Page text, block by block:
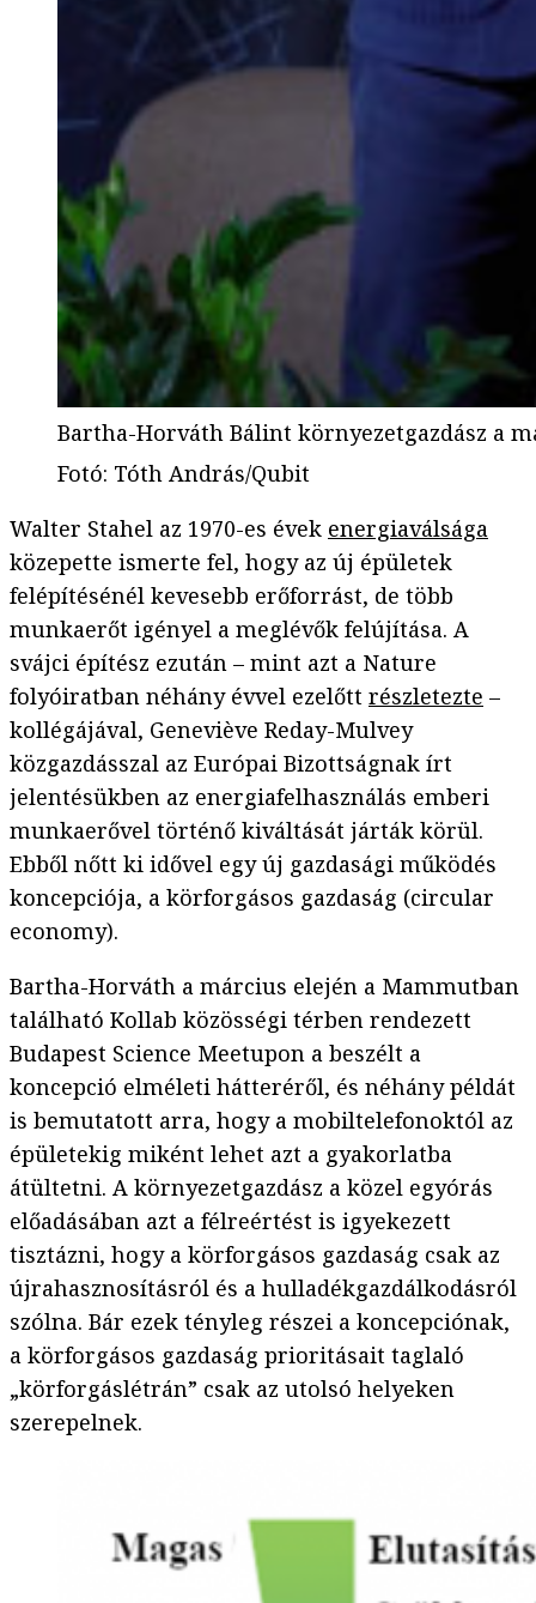
Bartha-Horváth Bálint környezetgazdász a
Fotó: Tóth András/Qubit
Walter Stahel az 1970-es évek energiaválsága
közepette ismerte fel, hogy az új épületek
felépítésénél kevesebb erőforrást, de több
munkaerőt igényel a meglévők felújítása. A
svájci építész ezután – mint azt a Nature
folyóiratban néhány évvel ezelőtt részletezte –
kollégájával, Geneviève Reday-Mulvey
közgazdásszal az Európai Bizottságnak írt
jelentésükben az energiafelhasználás emberi
munkaerővel történő kiváltását járták körül.
Ebből nőtt ki idővel egy új gazdasági működés
koncepciója, a körforgásos gazdaság (circular
economy).
Bartha-Horváth a március elején a Mammutban
található Kollab közösségi térben rendezett
Budapest Science Meetupon a beszélt a
koncepció elméleti hátteréről, és néhány példát
is bemutatott arra, hogy a mobiltelefonoktól az
épületekig miként lehet azt a gyakorlatba
átültetni. A környezetgazdász a közel egyórás
előadásában azt a félreértést is igyekezett
tisztázni, hogy a körforgásos gazdaság csak az
újrahasznosításról és a hulladékgazdálkodásról
szólna. Bár ezek tényleg részei a koncepciónak,
a körforgásos gazdaság prioritásait taglaló
„körforgáslétrán” csak az utolsó helyeken
szerepelnek.